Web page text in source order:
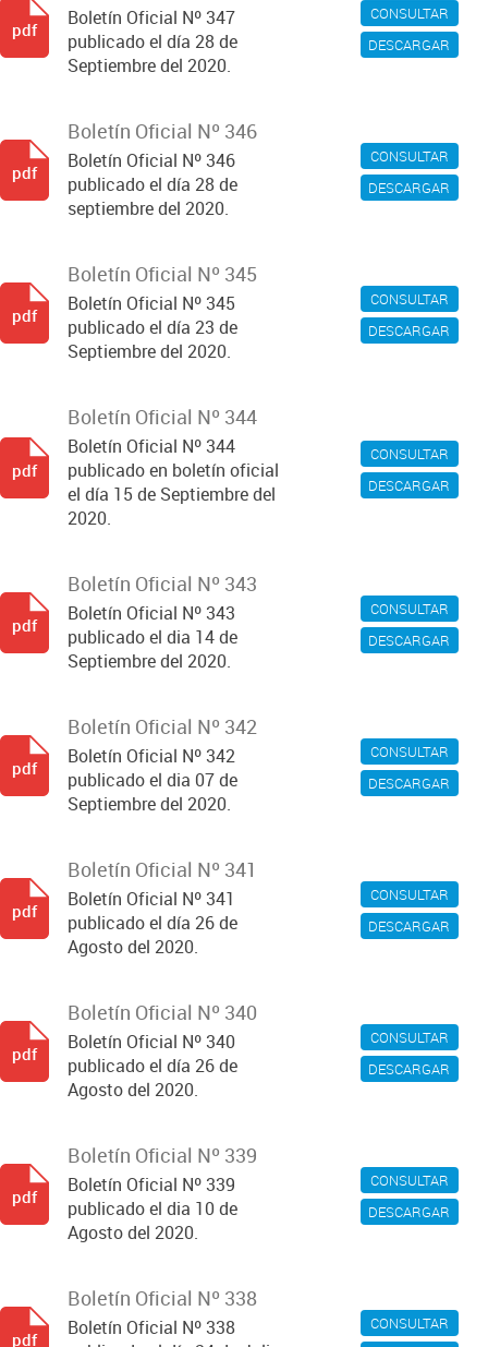
CONSULTAR
DESCARGAR
Boletín Oficial Nº 347
publicado el día 28 de
Septiembre del 2020.
pdf
CONSULTAR
DESCARGAR
Boletín Oficial Nº 346
Boletín Oficial Nº 346
publicado el día 28 de
septiembre del 2020.
pdf
CONSULTAR
DESCARGAR
Boletín Oficial Nº 345
Boletín Oficial Nº 345
publicado el día 23 de
Septiembre del 2020.
pdf
CONSULTAR
DESCARGAR
Boletín Oficial Nº 344
Boletín Oficial Nº 344
publicado en boletín oficial
el día 15 de Septiembre del
2020.
pdf
CONSULTAR
DESCARGAR
Boletín Oficial Nº 343
Boletín Oficial Nº 343
publicado el dia 14 de
Septiembre del 2020.
pdf
CONSULTAR
DESCARGAR
Boletín Oficial Nº 342
Boletín Oficial Nº 342
publicado el dia 07 de
Septiembre del 2020.
pdf
CONSULTAR
DESCARGAR
Boletín Oficial Nº 341
Boletín Oficial Nº 341
publicado el día 26 de
Agosto del 2020.
pdf
CONSULTAR
DESCARGAR
Boletín Oficial Nº 340
Boletín Oficial Nº 340
publicado el día 26 de
Agosto del 2020.
pdf
CONSULTAR
DESCARGAR
Boletín Oficial Nº 339
Boletín Oficial Nº 339
publicado el dia 10 de
Agosto del 2020.
pdf
CONSULTAR
Boletín Oficial Nº 338
Boletín Oficial Nº 338
pdf